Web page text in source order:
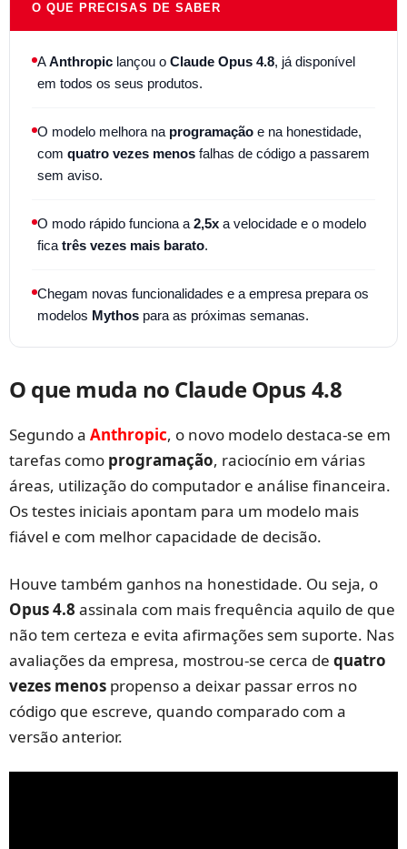
O QUE PRECISAS DE SABER
AAnthropic lançou o Claude Opus 4.8, já disponível
em todos os seus produtos.
O modelo melhora na programação e na honestidade,
com quatro vezes menos falhas de código a passarem
sem aviso.
O modo rápido funciona a 2,5x a velocidade e o modelo
fica três vezes mais barato.
Chegam novas funcionalidades e a empresa prepara os
modelos Mythos para as próximas semanas.
O que muda no Claude Opus 4.8
Segundo a Anthropic, o novo modelo destaca-se em
tarefas como programação, raciocínio em várias
áreas, utilização do computador e análise financeira.
Os testes iniciais apontam para um modelo mais
fiável e com melhor capacidade de decisão.
Houve também ganhos na honestidade. Ou seja, o
Opus 4.8 assinala com mais frequência aquilo de que
não tem certeza e evita afirmações sem suporte. Nas
avaliações da empresa, mostrou-se cerca de quatro
vezes menos propenso a deixar passar erros no
código que escreve, quando comparado com a
versão anterior.